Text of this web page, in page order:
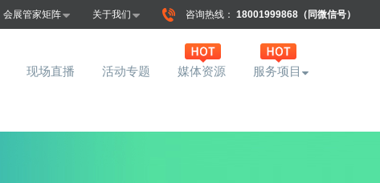
会展管家矩阵 关于我们 咨询热线： 18001999868（同微信号）
现场直播 活动专题 媒体资源 服务项目